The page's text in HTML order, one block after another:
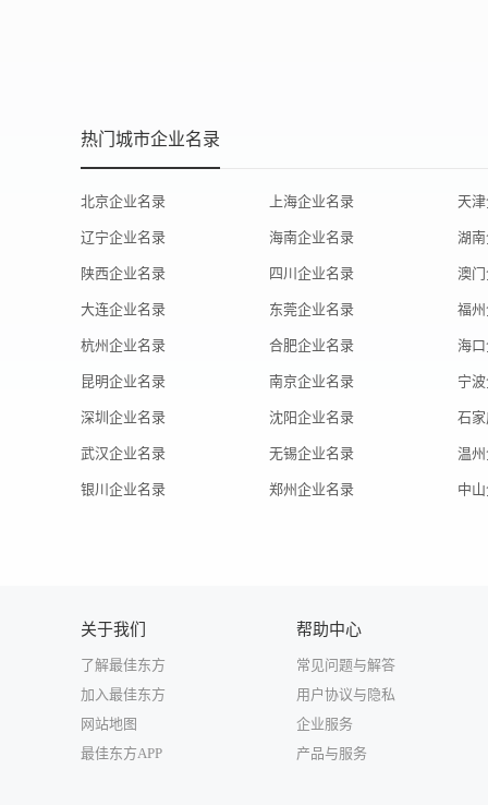
热门城市企业名录
北京企业名录 上海企业名录 天
辽宁企业名录 海南企业名录 湖
陕西企业名录 四川企业名录 澳
大连企业名录 东莞企业名录 福
杭州企业名录 合肥企业名录 海
昆明企业名录 南京企业名录 宁
深圳企业名录 沈阳企业名录 石
武汉企业名录 无锡企业名录 温
银川企业名录 郑州企业名录 中
关于我们
了解最佳东方
加入最佳东方
网站地图
最佳东方APP
帮助中心
常见问题与解答
用户协议与隐私
企业服务
产品与服务